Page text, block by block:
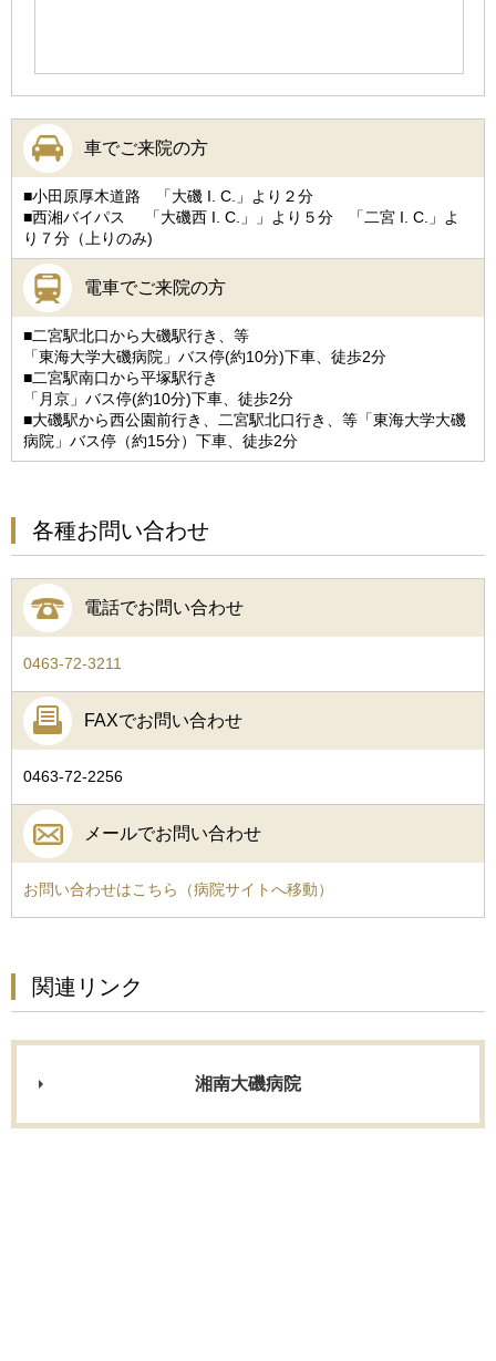
車でご来院の方
■小田原厚木道路 「大磯 I. C.」より２分
■西湘バイパス 「大磯西 I. C.」」より５分 「二宮 I. C.」よ
り７分（上りのみ)
電車でご来院の方
■二宮駅北口から大磯駅行き、等
「東海大学大磯病院」バス停(約10分)下車、徒歩2分
■二宮駅南口から平塚駅行き
「月京」バス停(約10分)下車、徒歩2分
■大磯駅から西公園前行き、二宮駅北口行き、等「東海大学大磯
病院」バス停（約15分）下車、徒歩2分
各種お問い合わせ
電話でお問い合わせ
0463-72-3211
FAXでお問い合わせ
0463-72-2256
メールでお問い合わせ
お問い合わせはこちら（病院サイトへ移動）
関連リンク
湘南大磯病院